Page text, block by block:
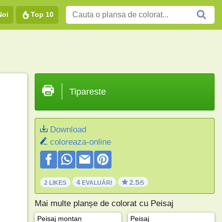
Top 10
Tipareste
Download
coloreaza-online
2 LIKES 4EVALUĂRI 2.5/5
Mai multe planșe de colorat cu Peisaj
Peisaj montan Peisaj